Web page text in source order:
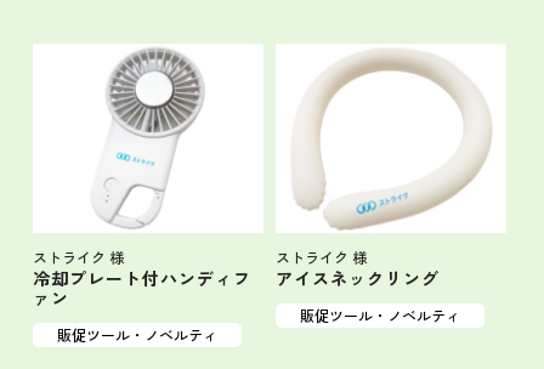
ストライク 様
冷却プレート付ハンディフ
ァン
販促ツール・ノベルティ
ストライク 様
アイスネックリング
販促ツール・ノベルティ